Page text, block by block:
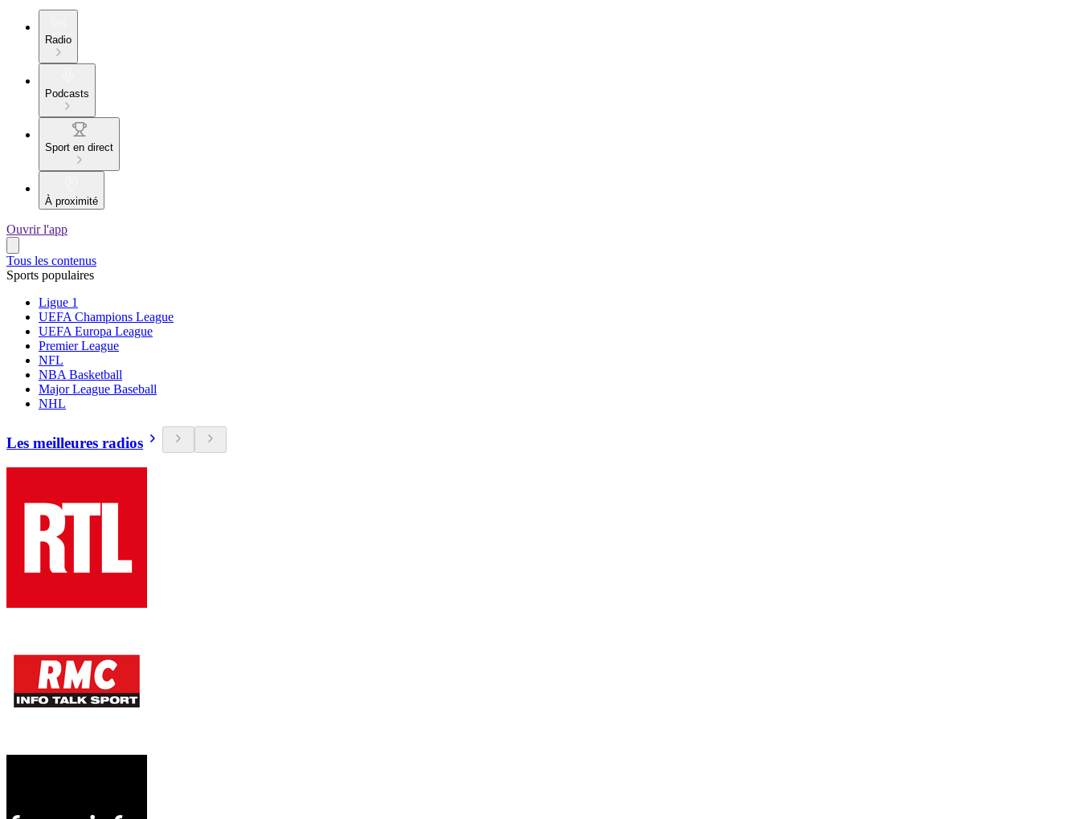
Radio
Podcasts
Sport en direct
À proximité
Ouvrir l'app
Tous les contenus
Sports populaires
Ligue 1
UEFA Champions League
UEFA Europa League
Premier League
NFL
NBA Basketball
Major League Baseball
NHL
Les meilleures radios